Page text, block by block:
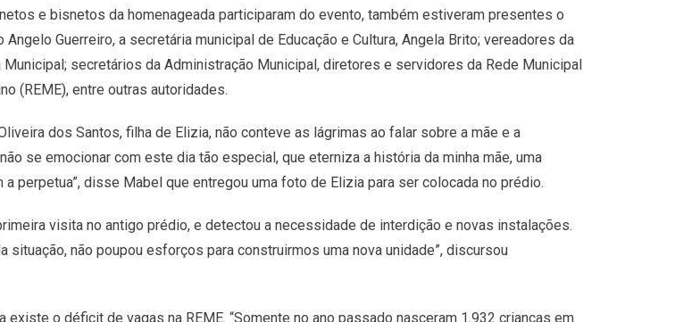
e bisnetos da homenageada participaram do evento, também estiveram presentes o
Angelo Guerreiro, a secretária municipal de Educação e Cultura, Angela Brito; vereadores da
Municipal; secretários da Administração Municipal, diretores e servidores da Rede Municipal
(REME), entre outras autoridades.
dos Santos, filha de Elizia, não conteve as lágrimas ao falar sobre a mãe e a
se emocionar com este dia tão especial, que eterniza a história da minha mãe, uma
perpetua”, disse Mabel que entregou uma foto de Elizia para ser colocada no prédio.
visita no antigo prédio, e detectou a necessidade de interdição e novas instalações.
não poupou esforços para construirmos uma nova unidade”, discursou
o déficit de vagas na REME. “Somente no ano passado nasceram 1.932 crianças em